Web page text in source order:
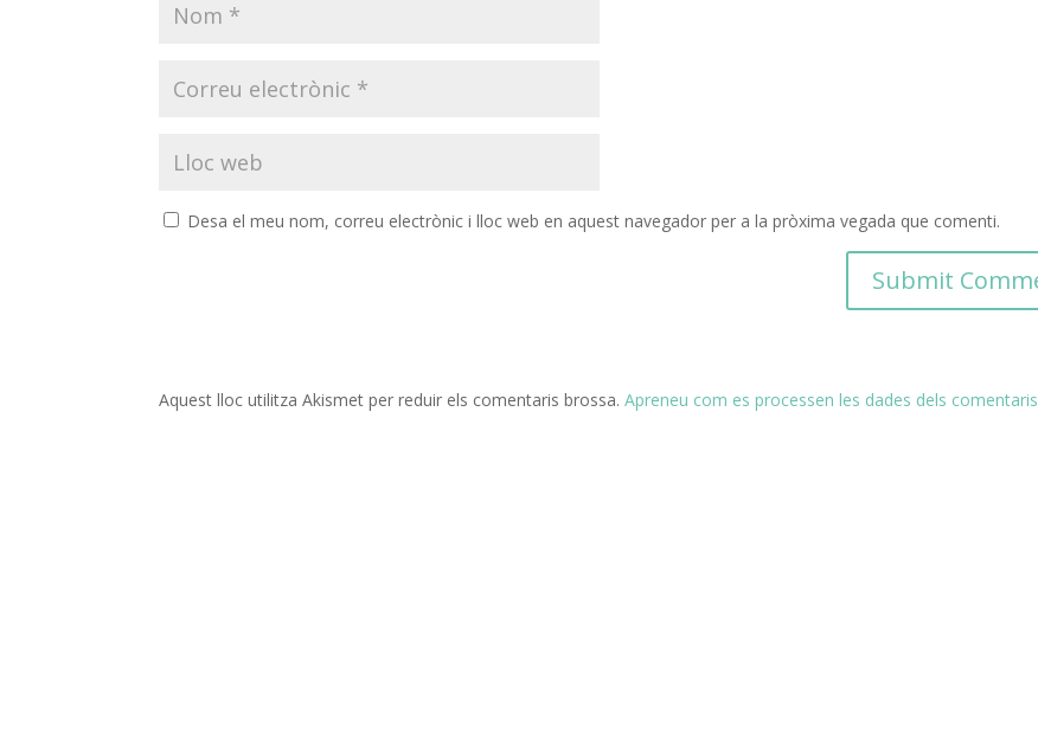
Desa el meu nom, correu electrònic i lloc web en aquest navegador per a la pròxima vegada que comenti.
Aquest lloc utilitza Akismet per reduir els comentaris brossa.Apreneu com es processen les dades dels comentaris